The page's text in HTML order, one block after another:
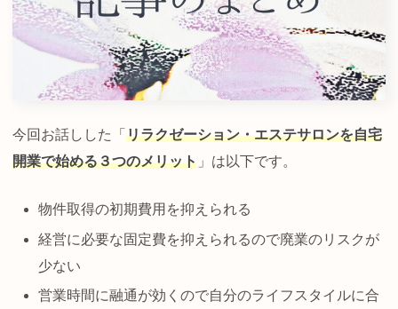
今回お話しした「 リラクゼーション・エステサロンを自宅
開業で始める３つのメリット 」は以下です。
物件取得の初期費用を抑えられる
経営に必要な固定費を抑えられるので廃業のリスクが
少ない
営業時間に融通が効くので自分のライフスタイルに合